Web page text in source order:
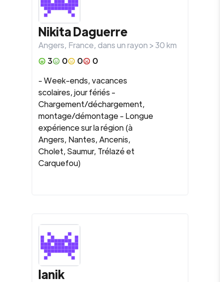
NikitaDaguerre
Angers, France, dans un rayon >30km
3
0 0
0
- Week-ends, vacances
scolaires, jour fériés -
Chargement/déchargement,
montage/démontage - Longue
expérience sur la région (à
Angers, Nantes, Ancenis,
Cholet, Saumur, Trélazé et
Carquefou)
Ianik